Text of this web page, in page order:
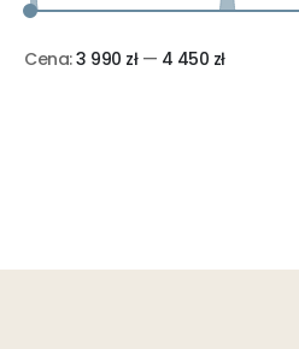
Cena:3 990 zł— 4 450 zł